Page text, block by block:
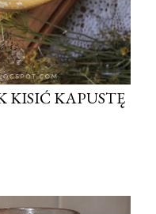
KISIĆ KAPUSTĘ